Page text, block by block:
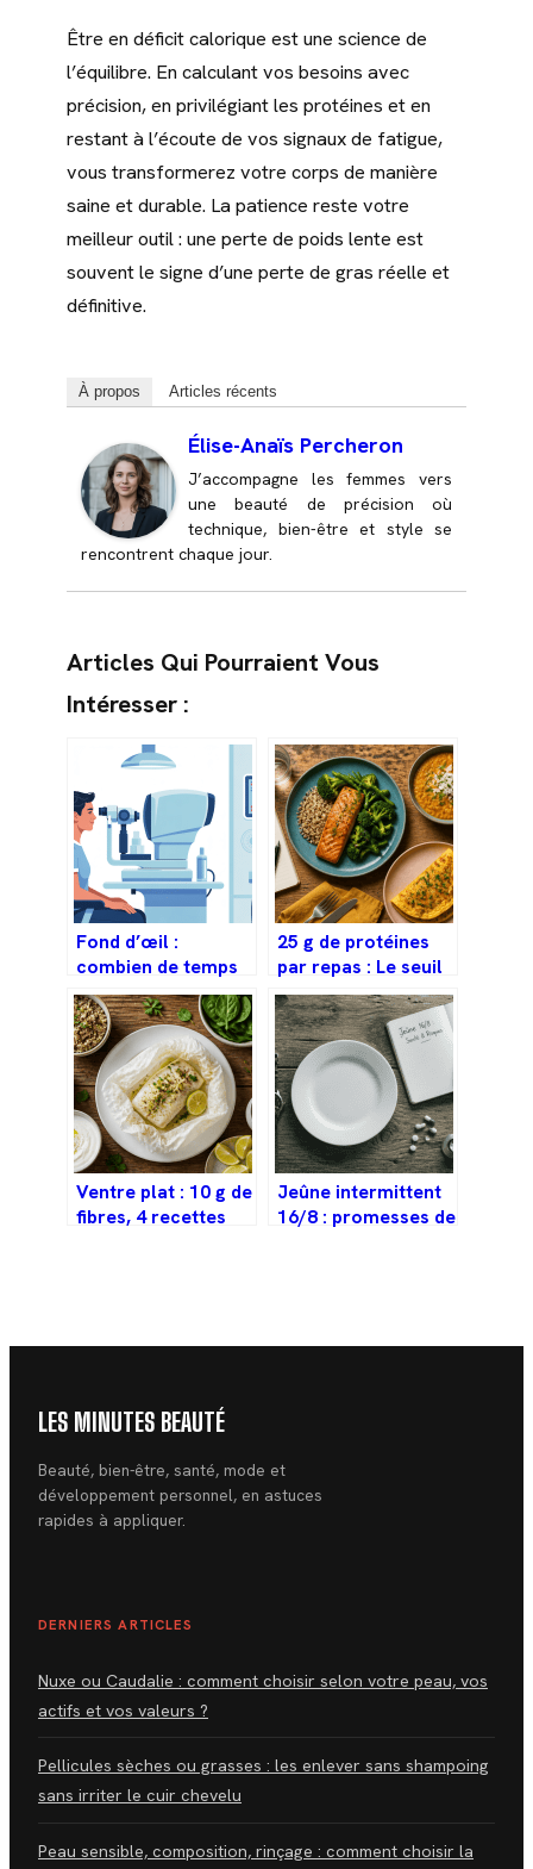
Être en déficit calorique est une science de
l’équilibre. En calculant vos besoins avec
précision, en privilégiant les protéines et en
restant à l’écoute de vos signaux de fatigue,
vous transformerez votre corps de manière
saine et durable. La patience reste votre
meilleur outil : une perte de poids lente est
souvent le signe d’une perte de gras réelle et
définitive.
À propos Articles récents
Élise-Anaïs Percheron
J’accompagne les femmes vers
une beauté de précision où
technique, bien-être et style se
rencontrent chaque jour.
Articles Qui Pourraient Vous
Intéresser :
Fond d’œil :
combien de temps
sans voir et
comment bien se
préparer
25 g de protéines
par repas : Le seuil
nutritionnel pour
stabiliser son
appétit et préserver
sa masse
musculaire
Ventre plat : 10 g de
fibres, 4 recettes
Jeûne intermittent
16/8 : promesses de
LES MINUTES BEAUTÉ
Beauté, bien-être, santé, mode et
développement personnel, en astuces
rapides à appliquer.
DERNIERS ARTICLES
Nuxe ou Caudalie : comment choisir selon votre peau, vos
actifs et vos valeurs ?
Pellicules sèches ou grasses : les enlever sans shampoing
sans irriter le cuir chevelu
Peau sensible, composition, rinçage : comment choisir la